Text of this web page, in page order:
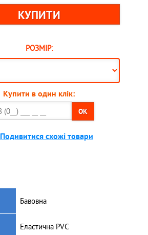
РОЗМІР:
Купити в один клік:
OK
Подивитися схожі товари
Бавовна
Еластична PVC